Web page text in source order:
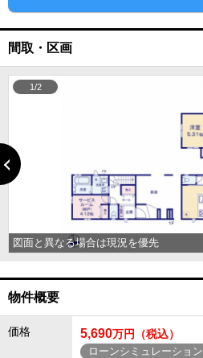
間取・区画
図面と異なる場合は現況を優先
1/2
物件概要
価格 5,690万円（税込）
ローンシミュレーション